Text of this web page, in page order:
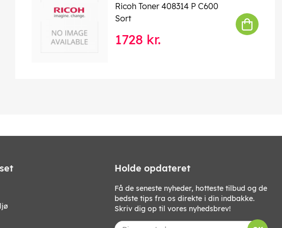
Ricoh Toner 408314 P C600
Sort
1728 kr.
Holde opdateret
Få de seneste nyheder, hotteste tilbud og de
bedste tips fra os direkte i din indbakke.
Skriv dig op til vores nyhedsbrev!